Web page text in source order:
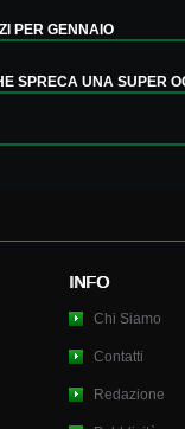
PER GENNAIO
SPRECA UNA SUPER
INFO
Chi Siamo
Contatti
Redazione